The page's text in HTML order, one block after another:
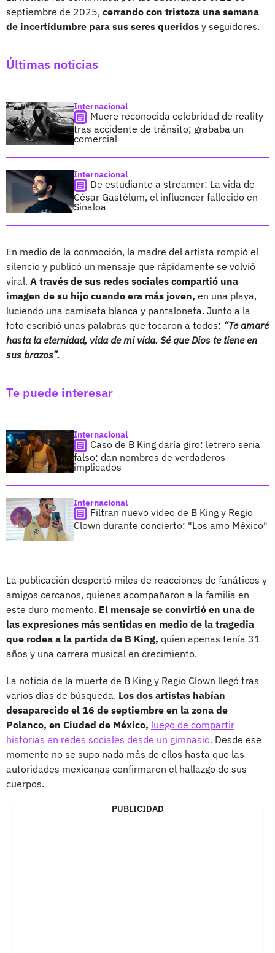
septiembre de 2025, cerrando con tristeza una semana
de incertidumbre para sus seres queridos y seguidores.
Últimas noticias
Internacional
Muere reconocida celebridad de reality
tras accidente de tránsito; grababa un
comercial
Internacional
De estudiante a streamer: La vida de
César Gastélum, el influencer fallecido en
Sinaloa
En medio de la conmoción, la madre del artista rompió el
silencio y publicó un mensaje que rápidamente se volvió
viral. A través de sus redes sociales compartió una
imagen de su hijo cuando era más joven, en una playa,
luciendo una camiseta blanca y pantaloneta. Junto a la
foto escribió unas palabras que tocaron a todos: “Te amaré
hasta la eternidad, vida de mi vida. Sé que Dios te tiene en
sus brazos”.
Te puede interesar
Internacional
Caso de B King daría giro: letrero sería
falso; dan nombres de verdaderos
implicados
Internacional
Filtran nuevo video de B King y Regio
Clown durante concierto: "Los amo México"
La publicación despertó miles de reacciones de fanáticos y
amigos cercanos, quienes acompañaron a la familia en
este duro momento. El mensaje se convirtió en una de
las expresiones más sentidas en medio de la tragedia
que rodea a la partida de B King, quien apenas tenía 31
años y una carrera musical en crecimiento.
La noticia de la muerte de B King y Regio Clown llegó tras
varios días de búsqueda. Los dos artistas habían
desaparecido el 16 de septiembre en la zona de
Polanco, en Ciudad de México, luego de compartir
historias en redes sociales desde un gimnasio. Desde ese
momento no se supo nada más de ellos hasta que las
autoridades mexicanas confirmaron el hallazgo de sus
cuerpos.
PUBLICIDAD